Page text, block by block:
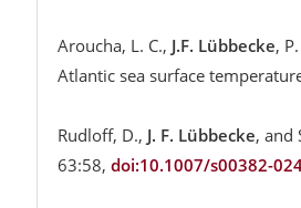
Aroucha, L. C., J.F. Lübbecke,
Atlantic sea surface
Rudloff, D., J. F. Lübbecke, and
63:58, doi:10.1007/s00382-